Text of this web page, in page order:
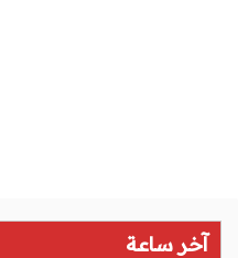
آخر ساعة